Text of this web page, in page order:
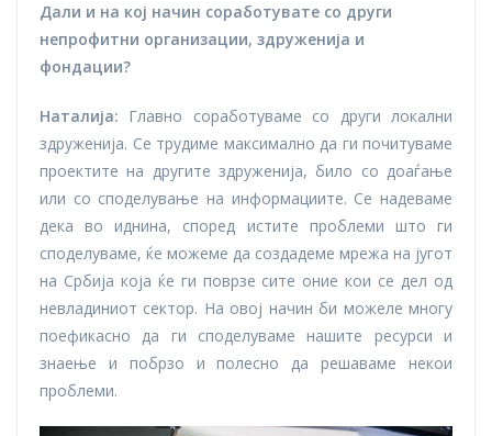
Дали и на кој начин соработувате со други
непрофитни организации, здруженија и
фондации?
Наталија: Главно соработуваме со други локални
здруженија. Се трудиме максимално да ги почитуваме
проектите на другите здруженија, било со доаѓање
или со споделување на информациите. Се надеваме
дека во иднина, според истите проблеми што ги
споделуваме, ќе можеме да создадеме мрежа на југот
на Србија која ќе ги поврзе сите оние кои се дел од
невладиниот сектор. На овој начин би можеле многу
поефикасно да ги споделуваме нашите ресурси и
знаење и побрзо и полесно да решаваме некои
проблеми.